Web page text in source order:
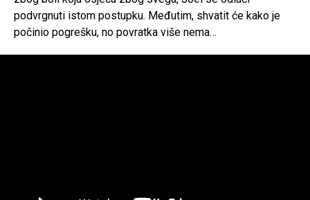
podvrgnuti istom postupku. Međutim, shvatit će kako je
počinio pogrešku, no povratka više nema…